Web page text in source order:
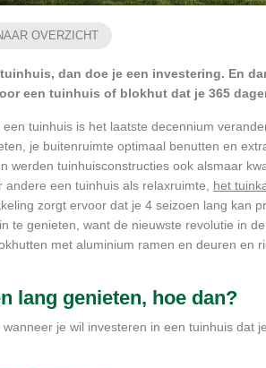
OVERZICHT
dan doe je een investering. En
een tuinhuis of blokhut dat je 365
een tuinhuis is het laatste decennium
je buitenruimte optimaal benutten en
werden tuinhuisconstructies ook alsmaar
andere een tuinhuis als relaxruimte, het
zorgt ervoor dat je 4 seizoen lang kan
te genieten, want de nieuwste revolutie in
met aluminium ramen en deuren en
lang genieten, hoe dan?
wanneer je wil investeren in een tuinhuis dat